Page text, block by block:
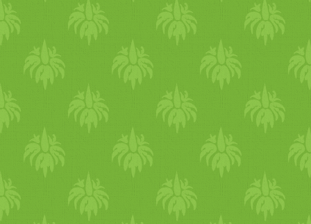
elkeverjük az aszafoetidával,
a kurkumával, a csilivel, a
sóval és a borssal, majd
vízzel csomómentes, sűrű
palacsintatésztát készítünk.
töltöttkenyérszeleteket